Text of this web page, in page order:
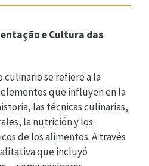
e Cultura das
culinario se refiere a la
que influyen en la
las técnicas culinarias,
la nutrición y los
de los alimentos. A través
que incluyó